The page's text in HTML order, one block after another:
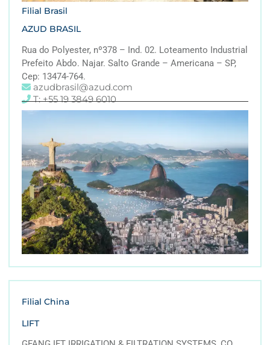
Filial Brasil
AZUD BRASIL
Rua do Polyester, nº378 – Ind. 02. Loteamento Industrial
Prefeito Abdo. Najar. Salto Grande – Americana – SP,
Cep: 13474-764.
azudbrasil@azud.com
T: +55 19 3849 6010
Filial China
LIFT